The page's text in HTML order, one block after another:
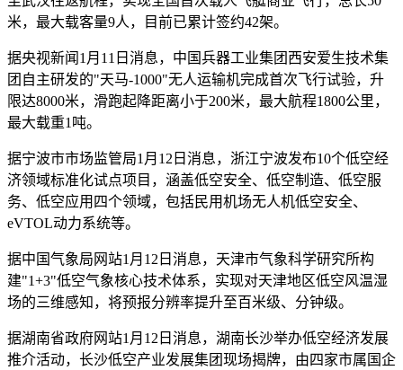
米，最大载客量9人，目前已累计签约42架。
据央视新闻1月11日消息，中国兵器工业集团西安爱生技术集
团自主研发的"天马-1000"无人运输机完成首次飞行试验，升
限达8000米，滑跑起降距离小于200米，最大航程1800公里，
最大载重1吨。
据宁波市市场监管局1月12日消息，浙江宁波发布10个低空经
济领域标准化试点项目，涵盖低空安全、低空制造、低空服
务、低空应用四个领域，包括民用机场无人机低空安全、
eVTOL动力系统等。
据中国气象局网站1月12日消息，天津市气象科学研究所构
建"1+3"低空气象核心技术体系，实现对天津地区低空风温湿
场的三维感知，将预报分辨率提升至百米级、分钟级。
据湖南省政府网站1月12日消息，湖南长沙举办低空经济发展
推介活动，长沙低空产业发展集团现场揭牌，由四家市属国企